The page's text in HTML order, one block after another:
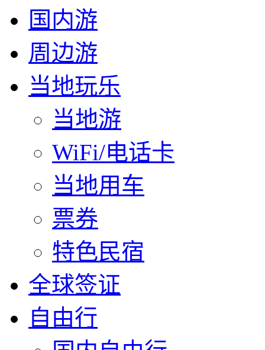
国内游
周边游
当地玩乐
当地游
WiFi/电话卡
当地用车
票券
特色民宿
全球签证
自由行